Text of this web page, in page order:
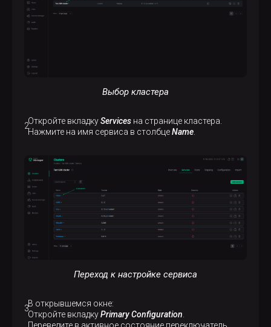
Выбор кластера
Откройте вкладкуServices на странице кластера.
Нажмите на имя сервиса в столбцеName
Переход к настройке сервиса
В открывшемся окне:
Откройте вкладкуPrimary Configuration
Переведите в активное состояние переключатель